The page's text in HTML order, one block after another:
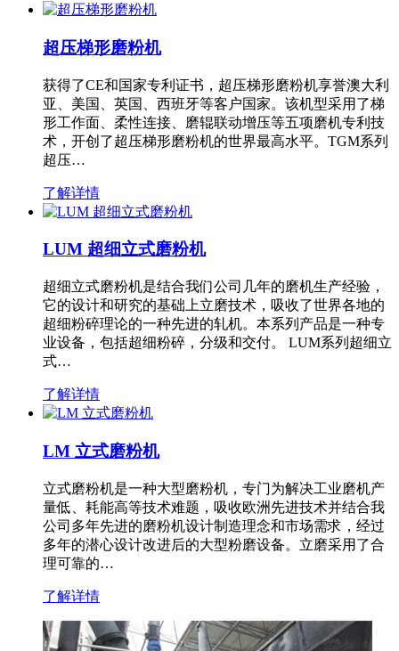
超压梯形磨粉机
获得了CE和国家专利证书，超压梯形磨粉机享誉澳大利
亚、美国、英国、西班牙等客户国家。该机型采用了梯
形工作面、柔性连接、磨辊联动增压等五项磨机专利技
术，开创了超压梯形磨粉机的世界最高水平。TGM系列
超压…
了解详情
LUM 超细立式磨粉机
超细立式磨粉机是结合我们公司几年的磨机生产经验，
它的设计和研究的基础上立磨技术，吸收了世界各地的
超细粉碎理论的一种先进的轧机。本系列产品是一种专
业设备，包括超细粉碎，分级和交付。 LUM系列超细立
式…
了解详情
LM 立式磨粉机
立式磨粉机是一种大型磨粉机，专门为解决工业磨机产
量低、耗能高等技术难题，吸收欧洲先进技术并结合我
公司多年先进的磨粉机设计制造理念和市场需求，经过
多年的潜心设计改进后的大型粉磨设备。立磨采用了合
理可靠的…
了解详情